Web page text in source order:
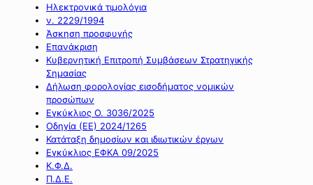
Ηλεκτρονικά τιμολόγια
ν. 2229/1994
Άσκηση προσφυγής
Επανάκριση
Κυβερνητική Επιτροπή Συμβάσεων Στρατηγικής
Σημασίας
Δήλωση φορολογίας εισοδήματος νομικών
προσώπων
Εγκύκλιος Ο. 3036/2025
Οδηγία (ΕΕ) 2024/1265
Κατάταξη δημοσίων και ιδιωτικών έργων
Εγκύκλιος ΕΦΚΑ 09/2025
Κ.Φ.Δ.
Π.Δ.Ε.